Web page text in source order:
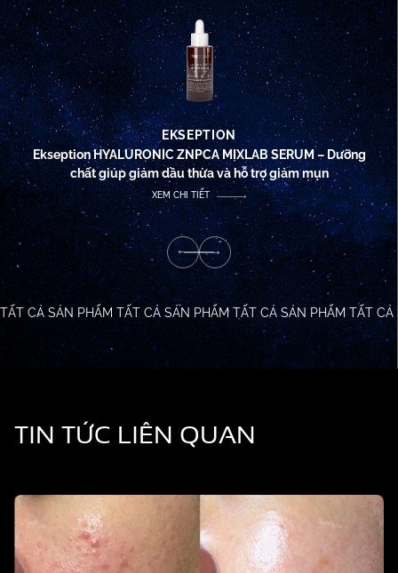
EKSEPTION
Ekseption HYALURONIC ZNPCA MIXLAB SERUM – Dưỡng
chất giúp giảm dầu thừa và hỗ trợ giảm mụn
XEM CHI TIẾT
TẤT CẢ SẢN PHẨM TẤT CẢ SẢN PHẨM TẤT CẢ SẢN PHẨM TẤT CẢ
TIN TỨC LIÊN QUAN